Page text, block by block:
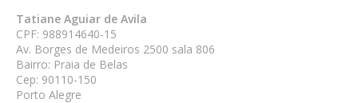
Tatiane Aguiar de Avila
CPF: 988914640-15
Av. Borges de Medeiros 2500 sala 806
Bairro: Praia de Belas
Cep: 90110-150
Porto Alegre